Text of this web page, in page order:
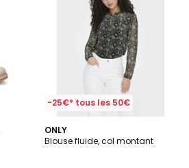
-25€* tous les 50€
ONLY
Blouse fluide, col montant
4,1
/ 5